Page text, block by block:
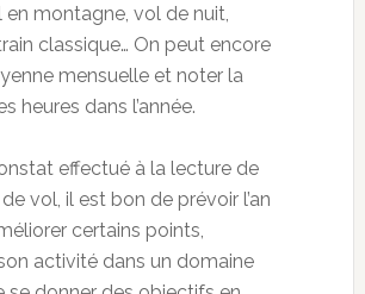
en montagne, vol de nuit,
classique… On peut encore
mensuelle et noter la
heures dans l’année.
effectué à la lecture de
vol, il est bon de prévoir l’an
certains points,
activité dans un domaine